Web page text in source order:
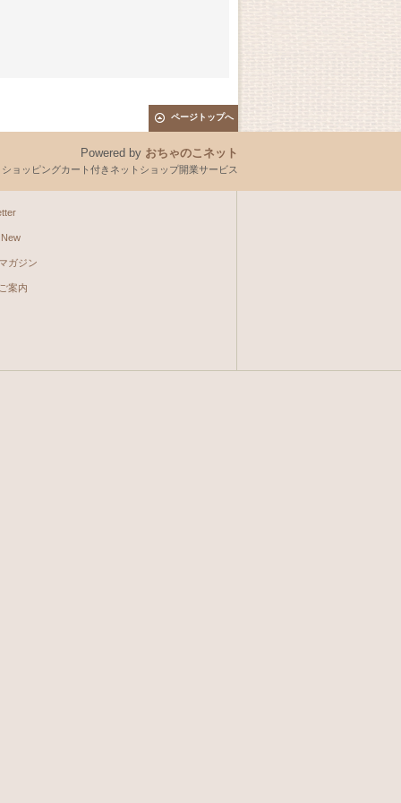
ページトップへ
Powered by おちゃのこネット
ョッピングカート付きネットショップ開業サービス
ガジン
案内